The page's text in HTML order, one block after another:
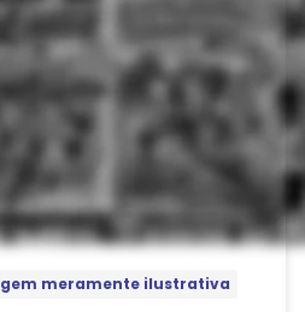
meramente ilustrativa